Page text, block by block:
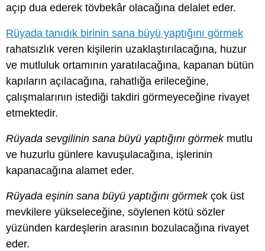
açıp dua ederek tövbekâr olacağına delalet eder.
Rüyada tanıdık birinin sana büyü yaptığını görmek
rahatsızlık veren kişilerin uzaklaştırılacağına, huzur
ve mutluluk ortamının yaratılacağına, kapanan bütün
kapıların açılacağına, rahatlığa erileceğine,
çalışmalarının istediği takdiri görmeyeceğine rivayet
etmektedir.
Rüyada sevgilinin sana büyü yaptığını görmekmutlu
ve huzurlu günlere kavuşulacağına, işlerinin
kapanacağına alamet eder.
Rüyada eşinin sana büyü yaptığını görmekçok üst
mevkilere yükseleceğine, söylenen kötü sözler
yüzünden kardeşlerin arasının bozulacağına rivayet
eder.